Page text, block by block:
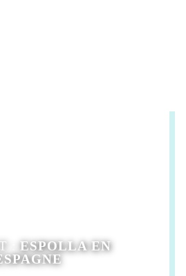
: ESPOLLA EN